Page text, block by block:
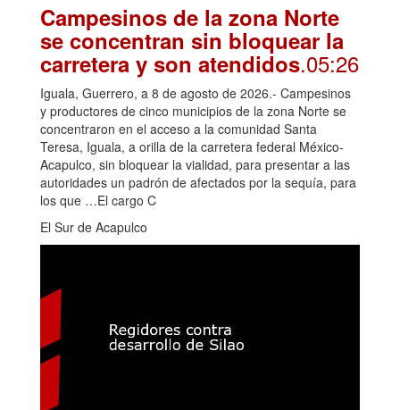
Campesinos de la zona Norte
se concentran sin bloquear la
carretera y son atendidos.05:26
Iguala, Guerrero, a 8 de agosto de 2026.- Campesinos
y productores de cinco municipios de la zona Norte se
concentraron en el acceso a la comunidad Santa
Teresa, Iguala, a orilla de la carretera federal México-
Acapulco, sin bloquear la vialidad, para presentar a las
autoridades un padrón de afectados por la sequía, para
los que …El cargo C
El Sur de Acapulco